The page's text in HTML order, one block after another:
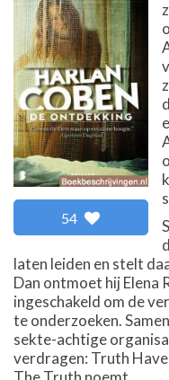
54
laten leiden en stelt
Dan ontmoet hij Elena
ingeschakeld om de
te onderzoeken.
sekte-achtige
verdragen: Truth